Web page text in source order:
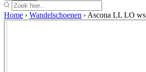
Home › Wandelschoenen › Ascona LL LO ws